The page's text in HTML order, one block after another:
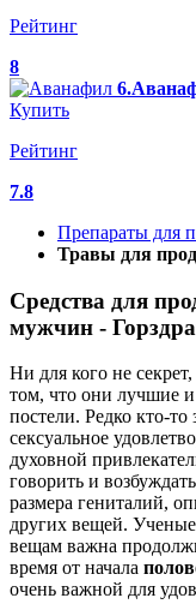
Рейтинг
8
Купить
Рейтинг
7.8
Препараты для
Травы для
Средства для
мужчин -
Ни для кого не
том, что они лучшие
постели. Редко кто-то
сексуальное
духовной
говорить и
размера гениталий,
других вещей.
вещам важна
время от начала
очень важной для